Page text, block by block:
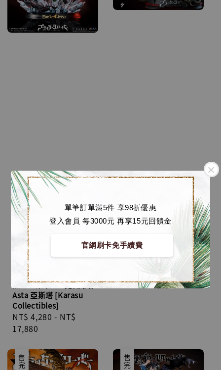
單筆訂單滿5件 享98折優惠
登入會員 每3000元 再享15元回饋金
官網刷卡免手續費
黑色五葉草 GK 蒐藏雕像
Asta 亞斯塔 [Karasu
Collectibles]
Regular
price
NT$ 4,280 - NT$
17,880
黑色五葉草 GK 蒐藏雕像
阿斯塔最終惡魔型態
[YUMS-Collectors]
price
NT$ 4,980 -NT$
11,180
售完 售完